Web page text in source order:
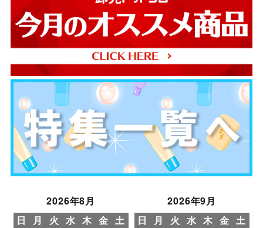
2026年8月
日
月 火 水 木 金 土
2026年9月
日
月 火 水 木 金 土